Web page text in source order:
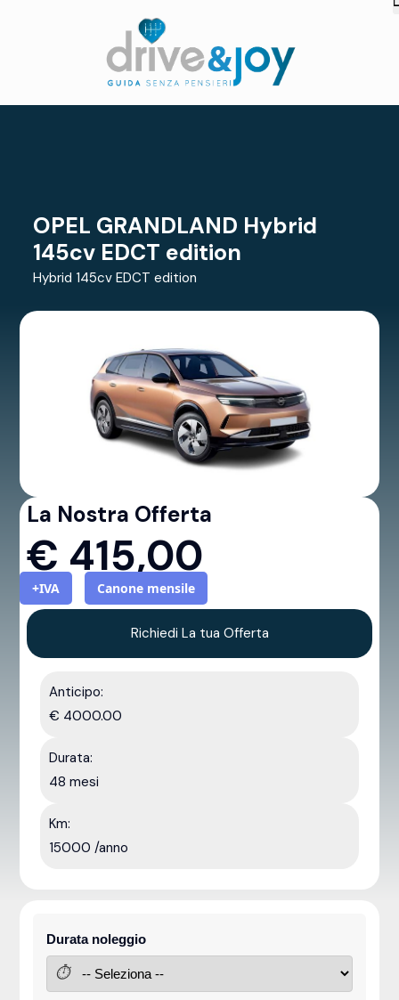
OPEL GRANDLAND Hybrid
145cv EDCT edition
Hybrid 145cv EDCT edition
La Nostra Offerta
€ 415,00
+IVA Canone mensile
Richiedi La tua Offerta
Anticipo:
€ 4000.00
Durata:
48 mesi
Km:
15000 /anno
Durata noleggio
⏱